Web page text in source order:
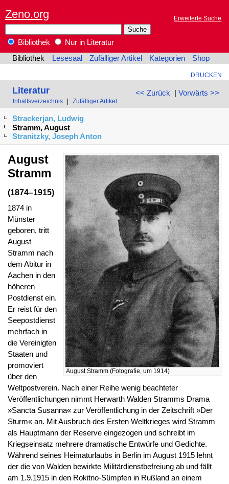
Zeno.org Erweiterte Suche
Bibliothek
Nur in Literatur
Bibliothek
Lesesaal Zufälliger Artikel Kategorien Shop
DRUCKEN
<< Zurück | Vorwärts >>
Literatur
Inhaltsverzeichnis Zufälliger Artikel
Strackerjan, Ludwig
Stramm, August
Stranitzky, Joseph Anton
August Stramm (Fotografie, um 1914)
August
Stramm
(1874–1915)
1874 in
Münster
geboren, tritt
August
Stramm nach
dem Abitur in
Aachen in den
höheren
Postdienst ein.
Er reist für den
Seepostdienst
mehrfach in
die Vereinigten
Staaten und
promoviert
über den
Weltpostverein. Nach einer Reihe wenig beachteter
Veröffentlichungen nimmt Herwarth Walden Stramms Drama
»Sancta Susanna« zur Veröffentlichung in der Zeitschrift »Der
Sturm« an. Mit Ausbruch des Ersten Weltkrieges wird Stramm
als Hauptmann der Reserve eingezogen und schreibt im
Kriegseinsatz mehrere dramatische Entwürfe und Gedichte.
Während seines Heimaturlaubs in Berlin im August 1915 lehnt
der die von Walden bewirkte Militärdienstbefreiung ab und fällt
am 1.9.1915 in den Rokitno-Sümpfen in Rußland an einem